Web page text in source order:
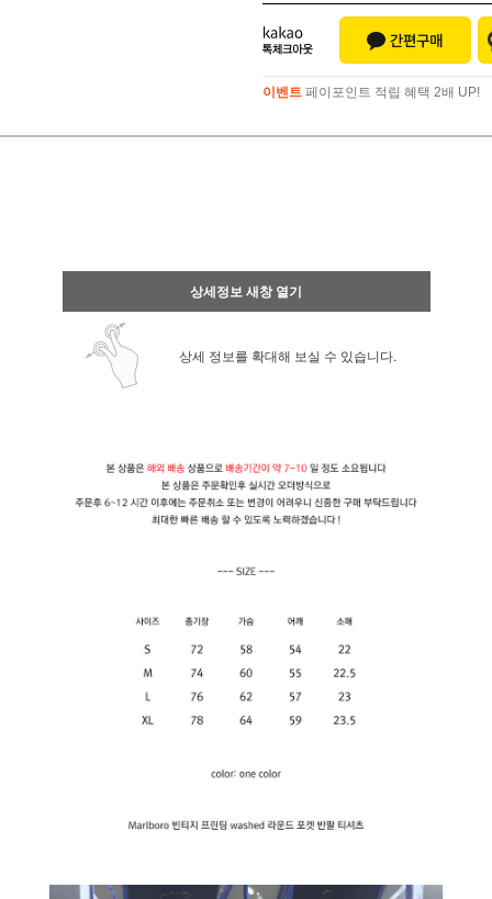
이벤트 페이포인트 적립 혜택 2배 UP!
상세정보 새창 열기
상세 정보를 확대해 보실 수 있습니다.